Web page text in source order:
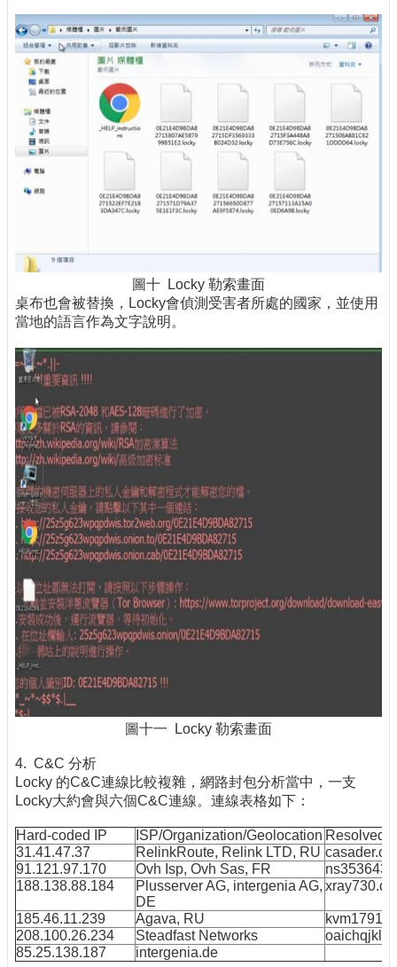
圖十 Locky 勒索畫面
桌布也會被替換，Locky會偵測受害者所處的國家，並使用
當地的語言作為文字說明。
圖十一 Locky 勒索畫面
4. C&C 分析
Locky 的C&C連線比較複雜，網路封包分析當中，一支
Locky大約會與六個C&C連線。連線表格如下：
Hard-coded IP ISP/Organization/Geolocation Resolved
31.41.47.37
RelinkRoute, Relink LTD, RU casader.ce
91.121.97.170
Ovh Isp, Ovh Sas, FR
188.138.88.184
Plusserver AG, intergenia AG,
DE
185.46.11.239 Agava, RU
208.100.26.234
Steadfast Networks
85.25.138.187
intergenia.de